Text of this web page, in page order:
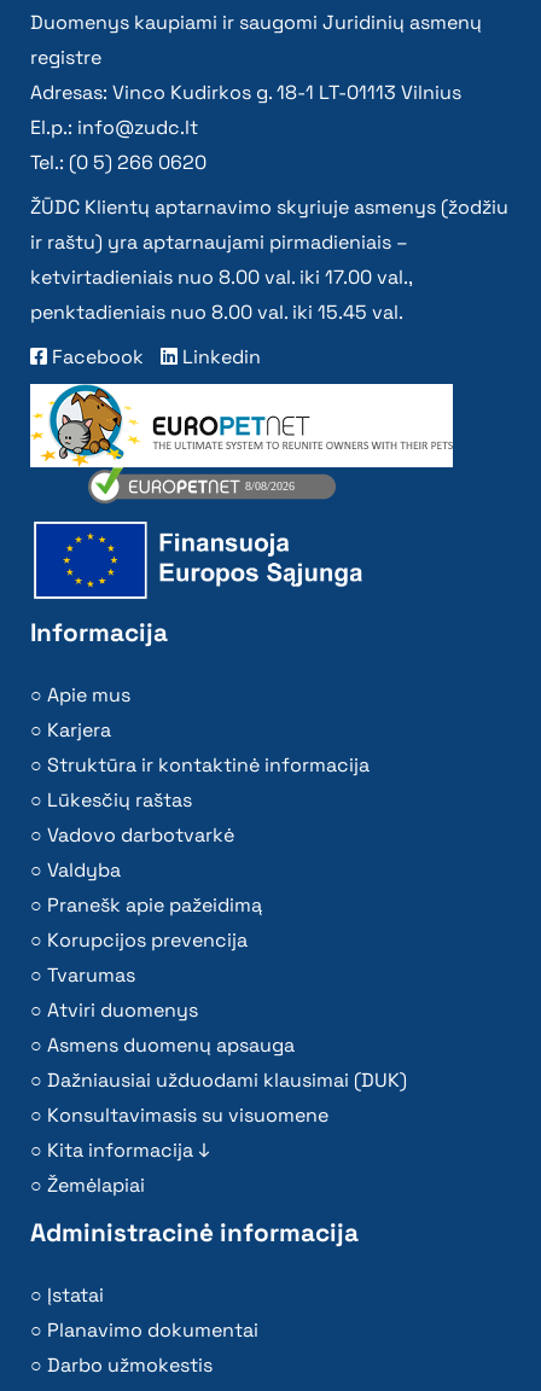
Duomenys kaupiami ir saugomi Juridinių asmenų
registre
Adresas: Vinco Kudirkos g. 18-1 LT-01113 Vilnius
El.p.: info@zudc.lt
Tel.: (0 5) 266 0620
ŽŪDC Klientų aptarnavimo skyriuje asmenys (žodžiu
ir raštu) yra aptarnaujami pirmadieniais –
ketvirtadieniais nuo 8.00 val. iki 17.00 val.,
penktadieniais nuo 8.00 val. iki 15.45 val.
Facebook
Linkedin
Informacija
Apie mus
Karjera
Struktūra ir kontaktinė informacija
Lūkesčių raštas
Vadovo darbotvarkė
Valdyba
Pranešk apie pažeidimą
Korupcijos prevencija
Tvarumas
Atviri duomenys
Asmens duomenų apsauga
Dažniausiai užduodami klausimai (DUK)
Konsultavimasis su visuomene
Kita informacija ↓
Žemėlapiai
Administracinė informacija
Įstatai
Planavimo dokumentai
Darbo užmokestis